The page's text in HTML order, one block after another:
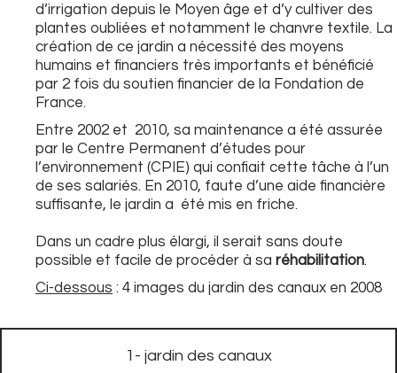
d’irrigation depuis le Moyen âge et d’y cultiver des
plantes oubliées et notamment le chanvre textile. La
création de ce jardin a nécessité des moyens
humains et financiers très importants et bénéficié
par 2 fois du soutien financier de la Fondation de
France.
Entre 2002 et 2010, sa maintenance a été assurée
par le Centre Permanent d’études pour
l’environnement (CPIE) qui confiait cette tâche à l’un
de ses salariés. En 2010, faute d’une aide financière
suffisante, le jardin a été mis en friche.
Dans un cadre plus élargi, il serait sans doute
possible et facile de procéder à sa réhabilitation.
Ci-dessous : 4 images du jardin des canaux en 2008
1- jardin des canaux